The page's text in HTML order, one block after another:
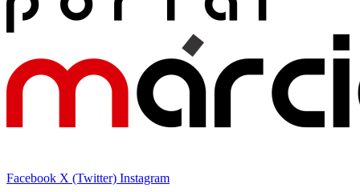
Facebook X (Twitter) Instagram